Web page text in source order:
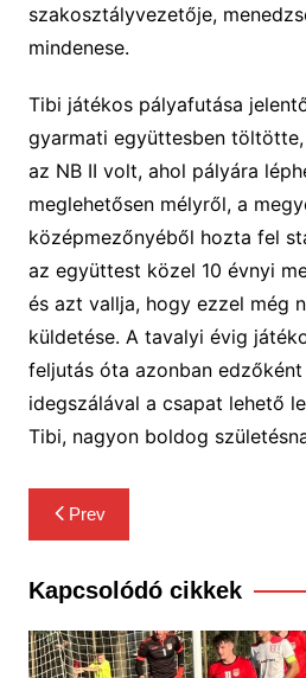
szakosztályvezetője,
mindenese.
Tibi játékos pályafutása
gyarmati együttesben
az NB II volt, ahol pályára
meglehetősen mélyről, a
középmezőnyéből hozta fel
az együttest közel 10 évnyi
és azt vallja, hogy ezzel még
küldetése. A tavalyi évig
feljutás óta azonban
idegszálával a csapat lehető
Tibi, nagyon boldog
Bejegyzés
navigáció
Prev
Kapcsolódó cikkek